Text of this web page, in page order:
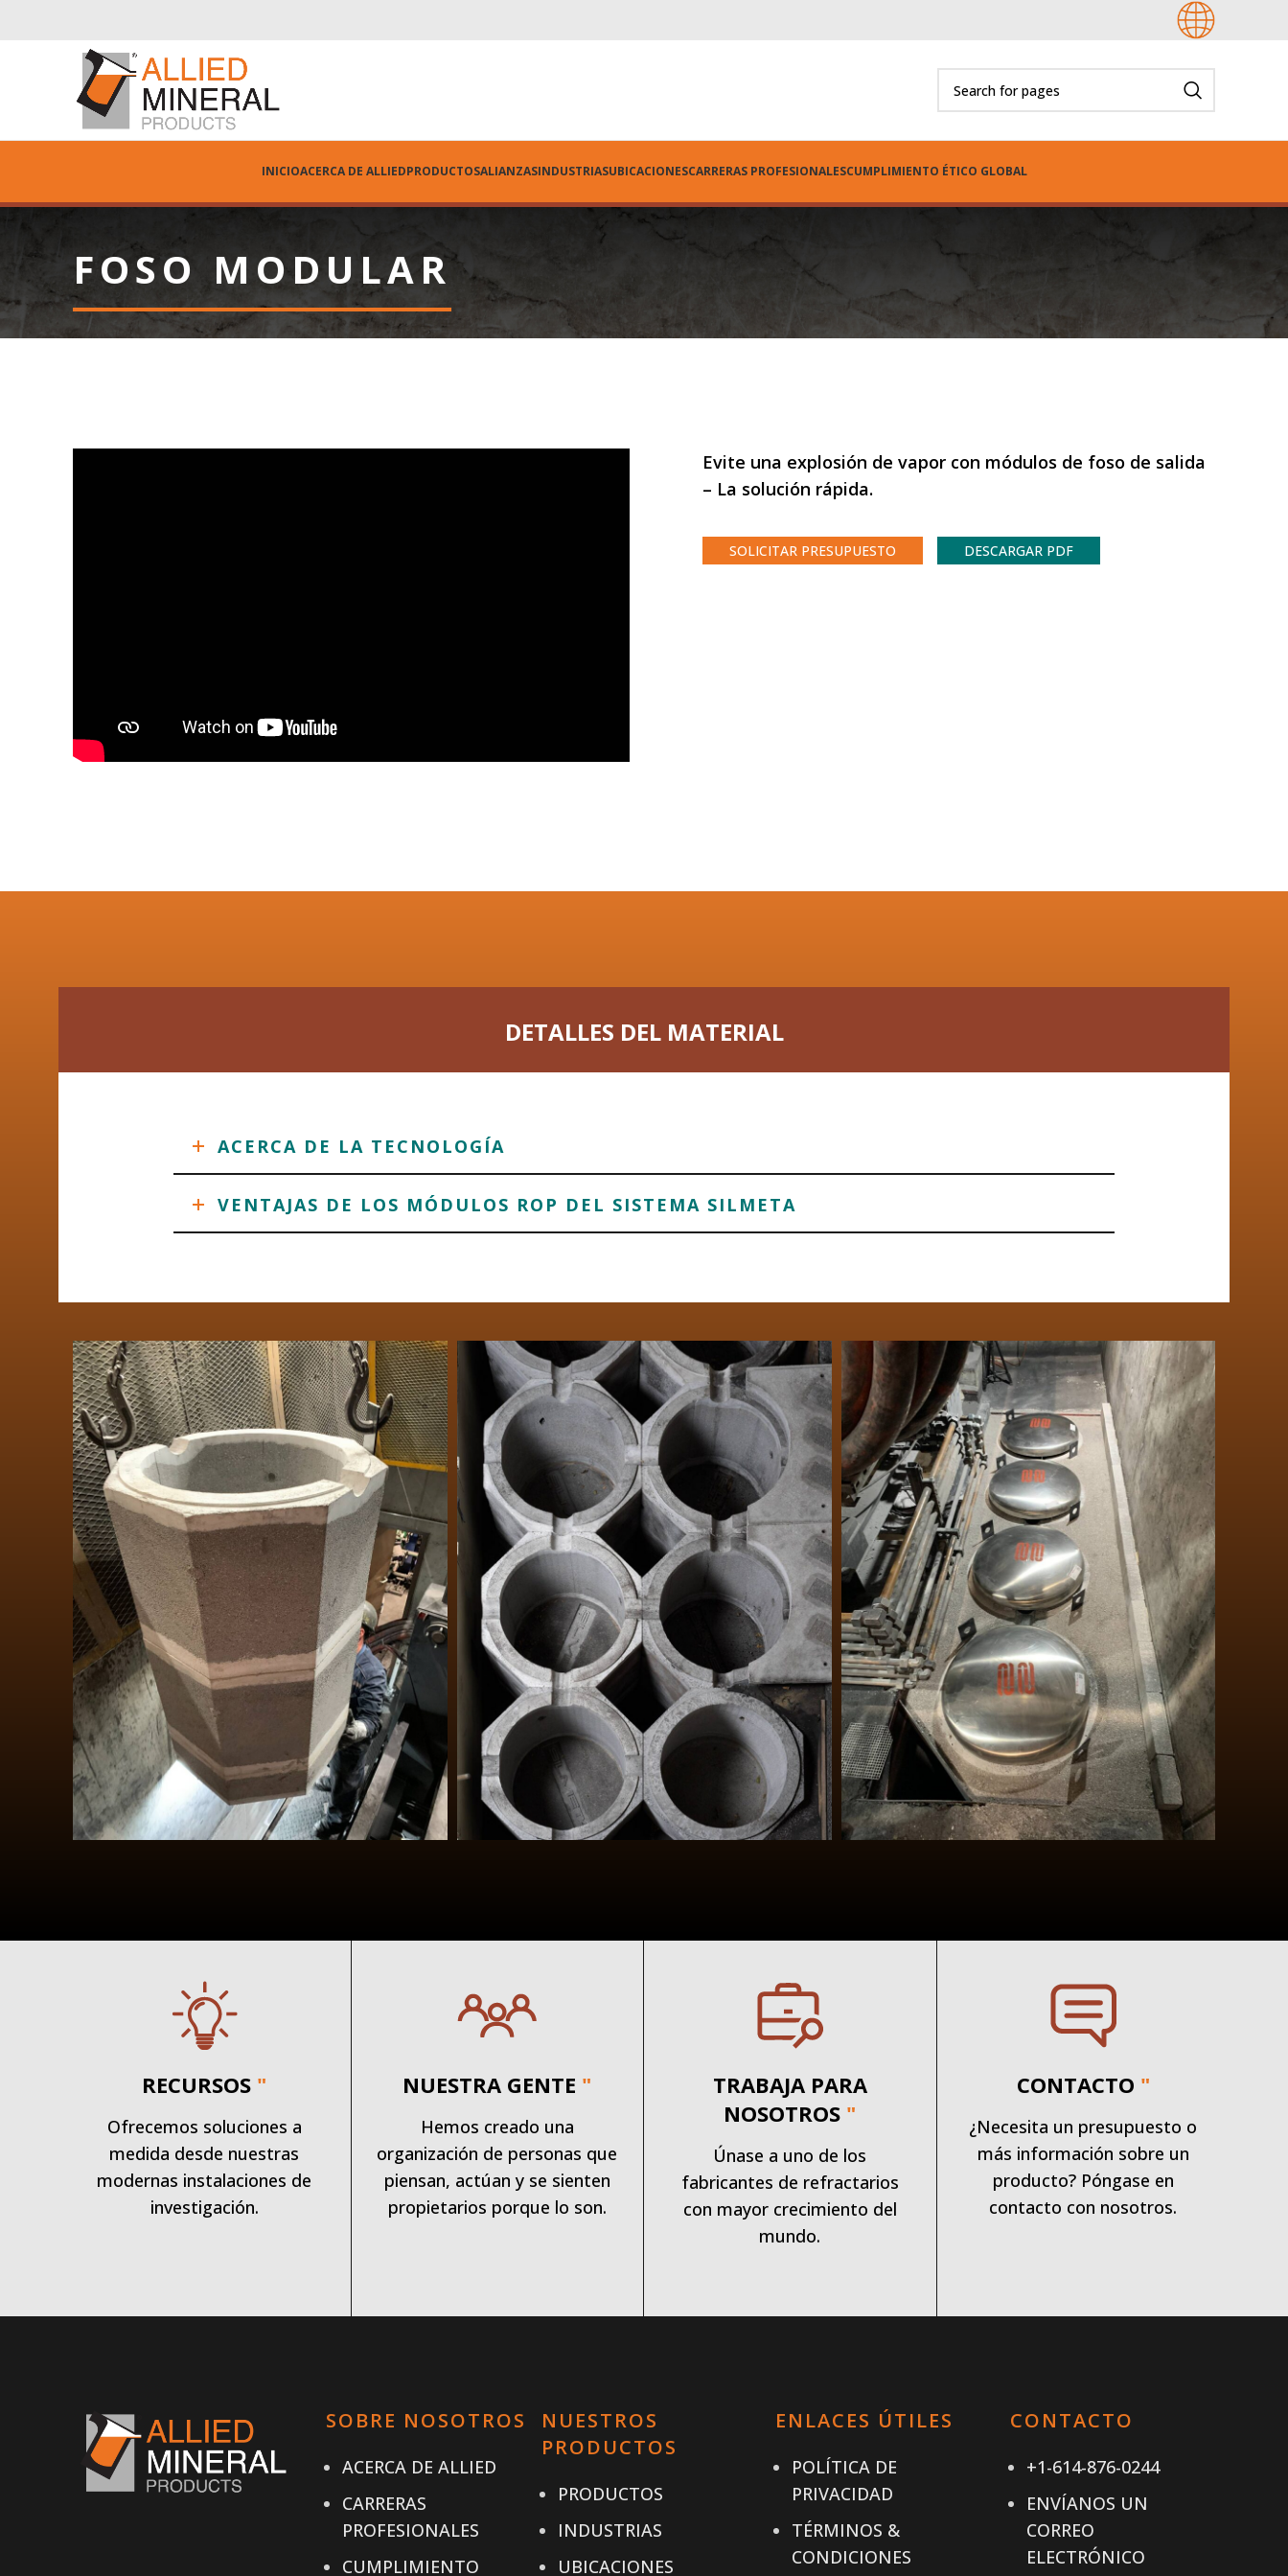
INICIOACERCA DE ALLIEDPRODUCTOSALIANZASINDUSTRIASUBICACIONESCARRERAS PROFESIONALESCUMPLIMIENTO ÉTICO GLOBAL
FOSO MODULAR
Evite una explosión de vapor con módulos de foso de salida
– La solución rápida.
SOLICITAR PRESUPUESTO DESCARGAR PDF
DETALLES DEL MATERIAL
ACERCA DE LA TECNOLOGÍA
VENTAJAS DE LOS MÓDULOS ROP DEL SISTEMA SILMETA
RECURSOS "
Ofrecemos soluciones a
medida desde nuestras
modernas instalaciones de
investigación.
NUESTRA GENTE "
Hemos creado una
organización de personas que
piensan, actúan y se sienten
propietarios porque lo son.
TRABAJA PARA
NOSOTROS "
Únase a uno de los
fabricantes de refractarios
con mayor crecimiento del
mundo.
CONTACTO "
¿Necesita un presupuesto o
más información sobre un
producto? Póngase en
contacto con nosotros.
SOBRE NOSOTROS
ACERCA DE ALLIED
CARRERAS
PROFESIONALES
CUMPLIMIENTO
NUESTROS
PRODUCTOS
PRODUCTOS
INDUSTRIAS
UBICACIONES
ENLACES ÚTILES
POLÍTICA DE
PRIVACIDAD
TÉRMINOS &
CONDICIONES
CONTACTO
+1-614-876-0244
ENVÍANOS UN
CORREO
ELECTRÓNICO